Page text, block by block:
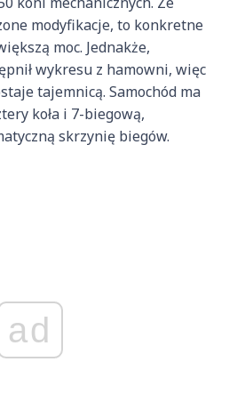
modyfikacje, to konkretne
moc. Jednakże,
wykresu z hamowni, więc
tajemnicą. Samochód ma
koła i 7-biegową,
skrzynię biegów.
ad